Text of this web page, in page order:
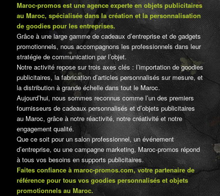
Maroc-promos est une agence experte en objets publicitaires
au Maroc, spécialisée dans la création et la personnalisation
de goodies pour les entreprises.
Grâce à une large gamme de cadeaux d’entreprise et de gadgets
promotionnels, nous accompagnons les professionnels dans leur
stratégie de communication par l’objet.
Notre activité repose sur trois axes clés : l’importation de goodies
publicitaires, la fabrication d’articles personnalisés sur mesure, et
la distribution à grande échelle dans tout le Maroc.
Aujourd’hui, nous sommes reconnus comme l’un des premiers
fournisseurs de cadeaux personnalisés et d’objets publicitaires
au Maroc, grâce à notre réactivité, notre créativité et notre
engagement qualité.
Que ce soit pour un salon professionnel, un événement
d’entreprise, ou une campagne marketing, Maroc-promos répond
à tous vos besoins en supports publicitaires.
Faites confiance à maroc-promos.com, votre partenaire de
référence pour tous vos goodies personnalisés et objets
promotionnels au Maroc.